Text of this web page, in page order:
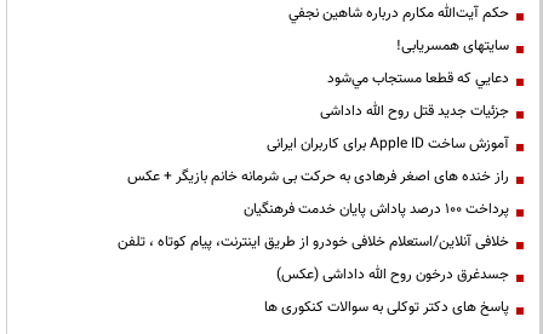
حكم آيت‌الله مكارم درباره شاهين نجفي
سایتهای همسریابی!
دعايي كه قطعا مستجاب مي‌شود
جزئیات جدید قتل روح الله داداشی
آموزش ساخت Apple ID برای کاربران ایرانی
راز خنده های اصغر فرهادی به حرکت بی شرمانه خانم بازیگر + عکس
پرداخت ۱۰۰ درصد پاداش پایان خدمت فرهنگیان
خلافی آنلاین/استعلام خلافی خودرو از طریق اینترنت، پیام کوتاه ، تلفن
جسدغرق درخون روح الله داداشی (عکس)
پاسخ های دکتر توکلی به سوالات کنکوری ها